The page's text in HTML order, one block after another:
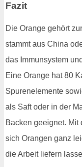
Fazit
Die Orange gehört
stammt aus China
das Immunsystem
Eine Orange hat 80
Spurenelemente
als Saft oder in der
Backen geeignet. Mit
sich Orangen ganz
die Arbeit liefern